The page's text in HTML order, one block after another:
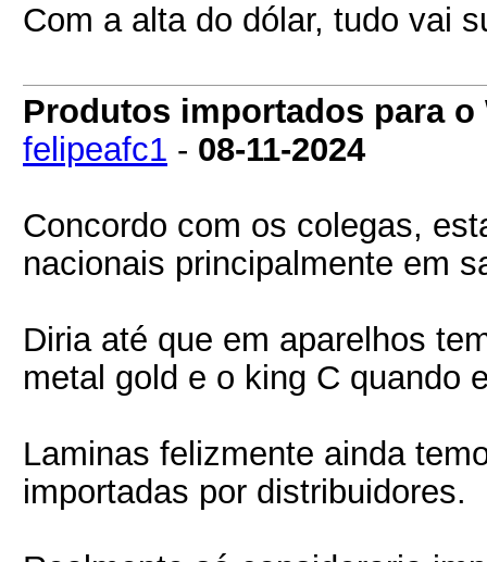
Com a alta do dólar, tudo vai
Produtos importados para o
felipeafc1 - 08-11-2024
Concordo com os colegas,
nacionais principalmente em
Diria até que em aparelhos
metal gold e o king C quando
Laminas felizmente ainda
importadas por distribuidores.